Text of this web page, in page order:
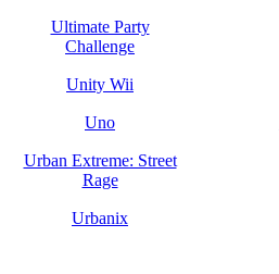
Ultimate Party
Challenge
Unity Wii
Uno
Urban Extreme: Street
Rage
Urbanix